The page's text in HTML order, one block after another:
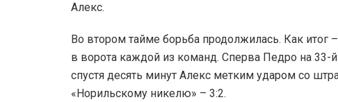
Алекс.
Во втором тайме борьба продолжилась. Как
в ворота каждой из команд. Сперва Педро на 33-
спустя десять минут Алекс метким ударом со
«Норильскому никелю» – 3:2.